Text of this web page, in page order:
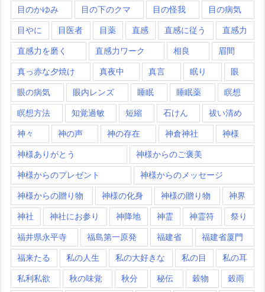
目のかゆみ 目の下のクマ 目の怪我 目の病気
目やに 目医者 目薬 直感 直感に従う 直感力
直感力を磨く 直感力ワーク 相良 眉間
真っ赤な夕焼け 真夜中 真言 眠り 眼
眼の病気 眼内レンズ 睡眠 睡眠薬 瞑想
瞑想方法 知覚過敏 短縮 石けん 祓い清め
神々 神の声 神の存在 神倉神社 神様
神様ありがとう 神様からのご褒美
神様からのプレゼント 神様からのメッセージ
神様からの贈り物 神様の化身 神様の贈り物 神界
神社 神社にお参り 神降地 神霊 神霊符 祭り
福井県永平寺 福島第一原発 福建省 福建省厦門
福来たる 私の人生 私の大好きな 私の目 私の耳
私利私欲 秋の味覚 秋分 秘伝 穀物 穀雨